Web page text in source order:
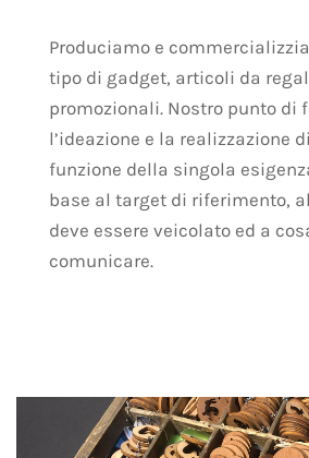
Produciamo e
tipo di gadget, articoli da
promozionali. Nostro punto di
l’ideazione e la realizzazione
funzione della singola
base al target di riferimento,
deve essere veicolato ed a
comunicare.